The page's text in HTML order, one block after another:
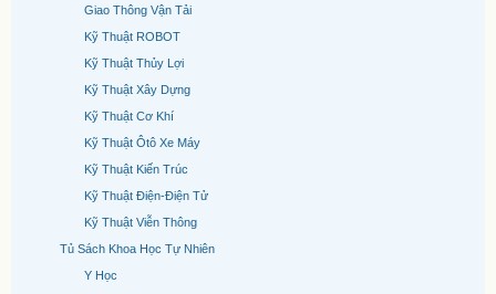
Giao Thông Vận Tải
Kỹ Thuật ROBOT
Kỹ Thuật Thủy Lợi
Kỹ Thuật Xây Dựng
Kỹ Thuật Cơ Khí
Kỹ Thuật Ôtô Xe Máy
Kỹ Thuật Kiến Trúc
Kỹ Thuật Điện-Điện Tử
Kỹ Thuật Viễn Thông
Tủ Sách Khoa Học Tự Nhiên
Y Học